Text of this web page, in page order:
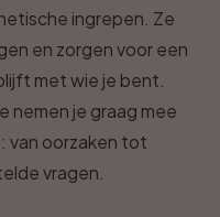
ingrepen. Ze
en zorgen voor een
met wie je bent.
nemen je graag mee
van oorzaken tot
vragen.